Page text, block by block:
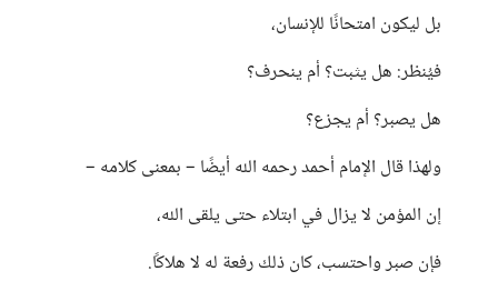
بل ليكون امتحانًا للإنسان،
فيُنظر: هل يثبت؟ أم ينحرف؟
هل يصبر؟ أم يجزع؟
ولهذا قال الإمام أحمد رحمه الله أيضًا – بمعنى كلامه –
إن المؤمن لا يزال في ابتلاء حتى يلقى الله،
فإن صبر واحتسب، كان ذلك رفعة له لا هلاكًا.